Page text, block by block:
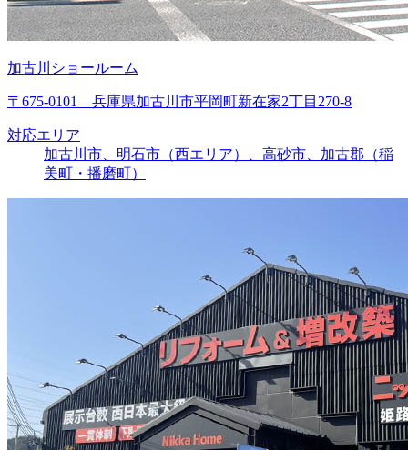
加古川ショールーム
〒675-0101 兵庫県加古川市平岡町新在家2丁目270-8
対応エリア
加古川市、明石市（西エリア）、高砂市、加古郡（稲
美町・播磨町）